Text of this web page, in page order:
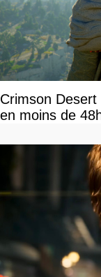
Crimson
en moins de